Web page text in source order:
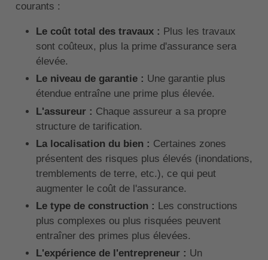
courants :
Le coût total des travaux : Plus les travaux
sont coûteux, plus la prime d'assurance sera
élevée.
Le niveau de garantie : Une garantie plus
étendue entraîne une prime plus élevée.
L'assureur : Chaque assureur a sa propre
structure de tarification.
La localisation du bien : Certaines zones
présentent des risques plus élevés (inondations,
tremblements de terre, etc.), ce qui peut
augmenter le coût de l'assurance.
Le type de construction : Les constructions
plus complexes ou plus risquées peuvent
entraîner des primes plus élevées.
L'expérience de l'entrepreneur : Un